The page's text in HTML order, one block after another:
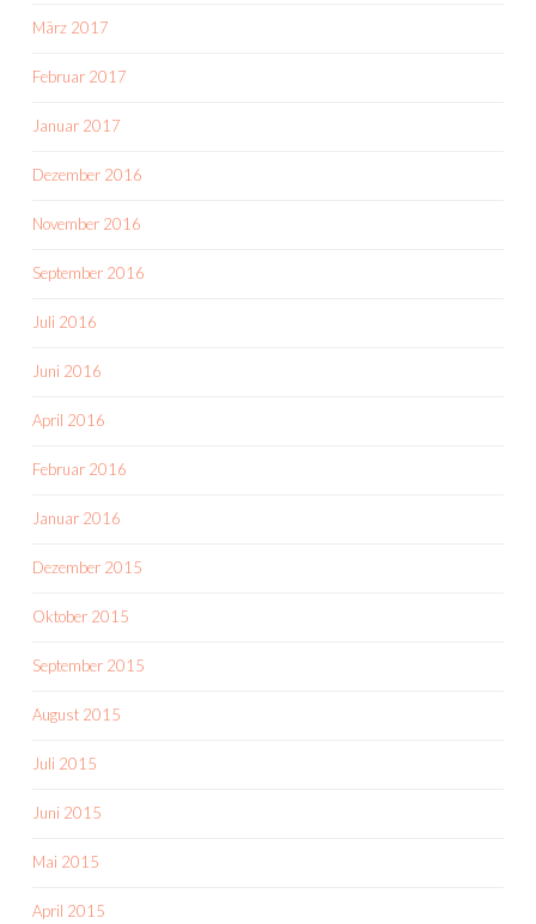
März 2017
Februar 2017
Januar 2017
Dezember 2016
November 2016
September 2016
Juli 2016
Juni 2016
April 2016
Februar 2016
Januar 2016
Dezember 2015
Oktober 2015
September 2015
August 2015
Juli 2015
Juni 2015
Mai 2015
April 2015